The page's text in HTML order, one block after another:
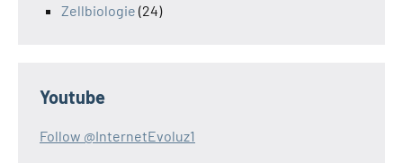
Zellbiologie (24)
Youtube
Follow @InternetEvoluz1